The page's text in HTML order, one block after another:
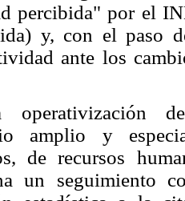
percibida" por el
y, con el paso
ante los
operativización
amplio y
de recursos
un seguimiento